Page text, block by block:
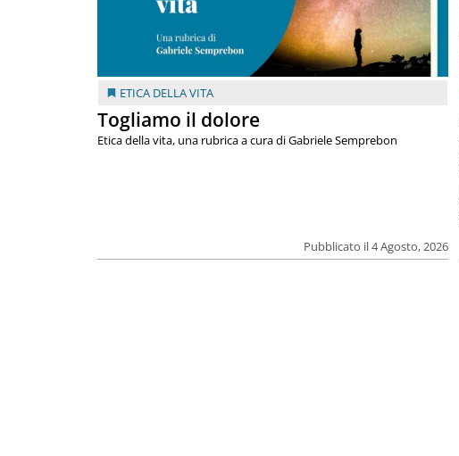
ETICA DELLA VITA
Togliamo il dolore
Pubblicato il 4 Agosto, 2026
Etica della vita, una rubrica a cura di Gabriele Semprebon